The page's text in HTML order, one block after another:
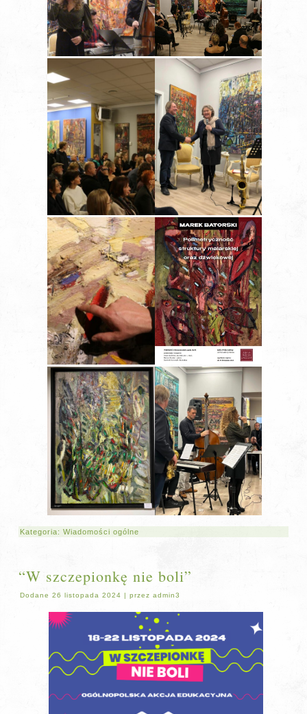
Kategoria:Wiadomości ogólne
“W szczepionkę nie boli”
Dodane 26 listopada 2024 |przez admin3